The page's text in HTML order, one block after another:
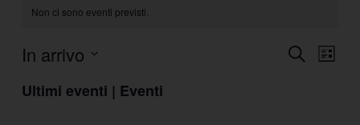
Non ci sono eventi previsti.
Eventi
CercaLista
In arrivo
la
Ultimi eventi | Eventi